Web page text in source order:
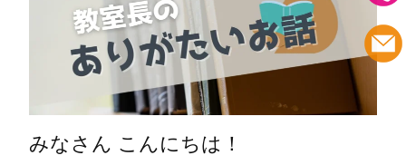
みなさん こんにちは！